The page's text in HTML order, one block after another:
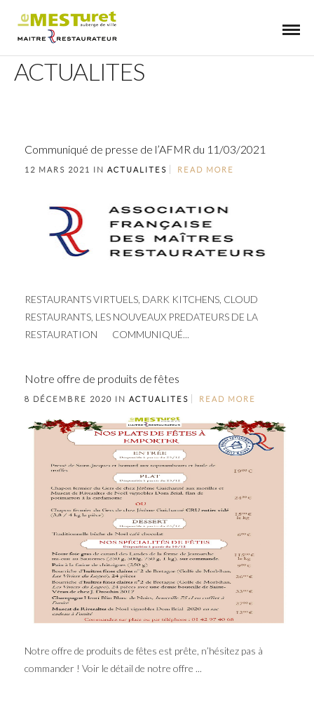
ACTUALITES
Communiqué de presse de l’AFMR du 11/03/2021
12 MARS 2021 IN ACTUALITES READ MORE
RESTAURANTS VIRTUELS, DARK KITCHENS, CLOUD
RESTAURANTS, LES NOUVEAUX PREDATEURS DE LA
RESTAURATION COMMUNIQUÉ...
Notre offre de produits de fêtes
8 DÉCEMBRE 2020 IN ACTUALITES READ MORE
Notre offre de produits de fêtes est prête, n’hésitez pas à
commander ! Voir le détail de notre offre ...